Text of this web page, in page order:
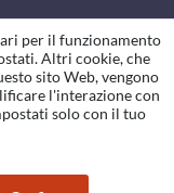
Jobs Sedi
per il funzionamento
Altri cookie, che
sito Web, vengono
l'interazione con
solo con il tuo